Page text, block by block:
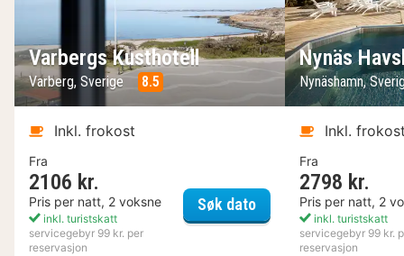
Varbergs Kusthotell
Varberg, Sverige 8.5
Inkl. frokost
Fra
2106 kr.
Pris per natt, 2 voksne
inkl. turistskatt
servicegebyr 99 kr. per
reservasjon
Søk datoVarbergs Kusthotell
Nynäs
Nynäshamn,
Inkl.
Fra
2798 kr.
Pris per natt, 2
inkl. turistskatt
servicegebyr 99 kr.
reservasjon